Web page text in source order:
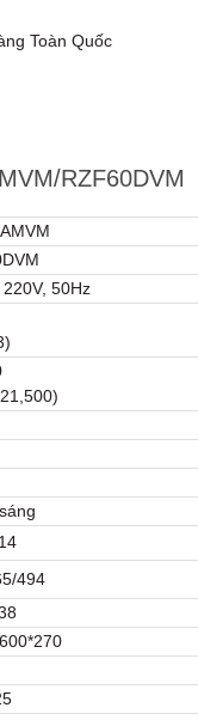
Toàn Quốc
RZF60DVM
50Hz
494